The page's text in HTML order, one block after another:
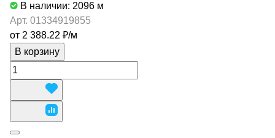
В наличии: 2096 м
Арт. 01334919855
от 2 388.22 ₽/м
В корзину